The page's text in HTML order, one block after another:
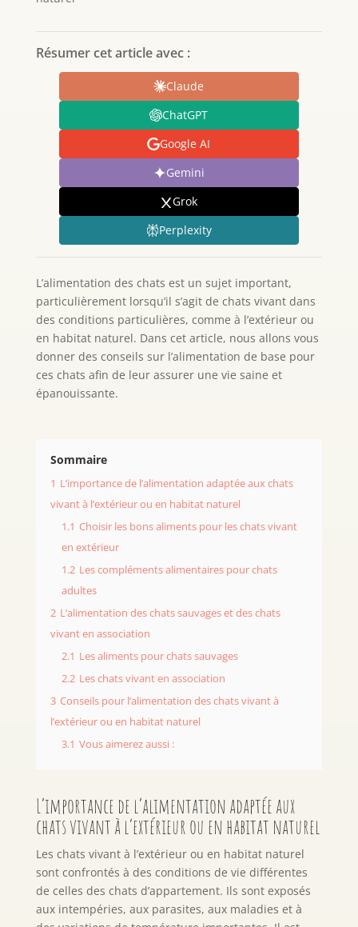
Résumer cet article avec :
Claude
ChatGPT
Google AI
Gemini
Grok
Perplexity
L’alimentation des chats est un sujet important,
particulièrement lorsqu’il s’agit de chats vivant dans
des conditions particulières, comme à l’extérieur ou
en habitat naturel. Dans cet article, nous allons vous
donner des conseils sur l’alimentation de base pour
ces chats afin de leur assurer une vie saine et
épanouissante.
Sommaire
1 L’importance de l’alimentation adaptée aux chats
vivant à l’extérieur ou en habitat naturel
1.1 Choisir les bons aliments pour les chats vivant
en extérieur
1.2 Les compléments alimentaires pour chats
adultes
2 L’alimentation des chats sauvages et des chats
vivant en association
2.1 Les aliments pour chats sauvages
2.2 Les chats vivant en association
3 Conseils pour l’alimentation des chats vivant à
l’extérieur ou en habitat naturel
3.1 Vous aimerez aussi :
L’importance de l’alimentation adaptée aux
chats vivant à l’extérieur ou en habitat naturel
Les chats vivant à l’extérieur ou en habitat naturel
sont confrontés à des conditions de vie différentes
de celles des chats d’appartement. Ils sont exposés
aux intempéries, aux parasites, aux maladies et à